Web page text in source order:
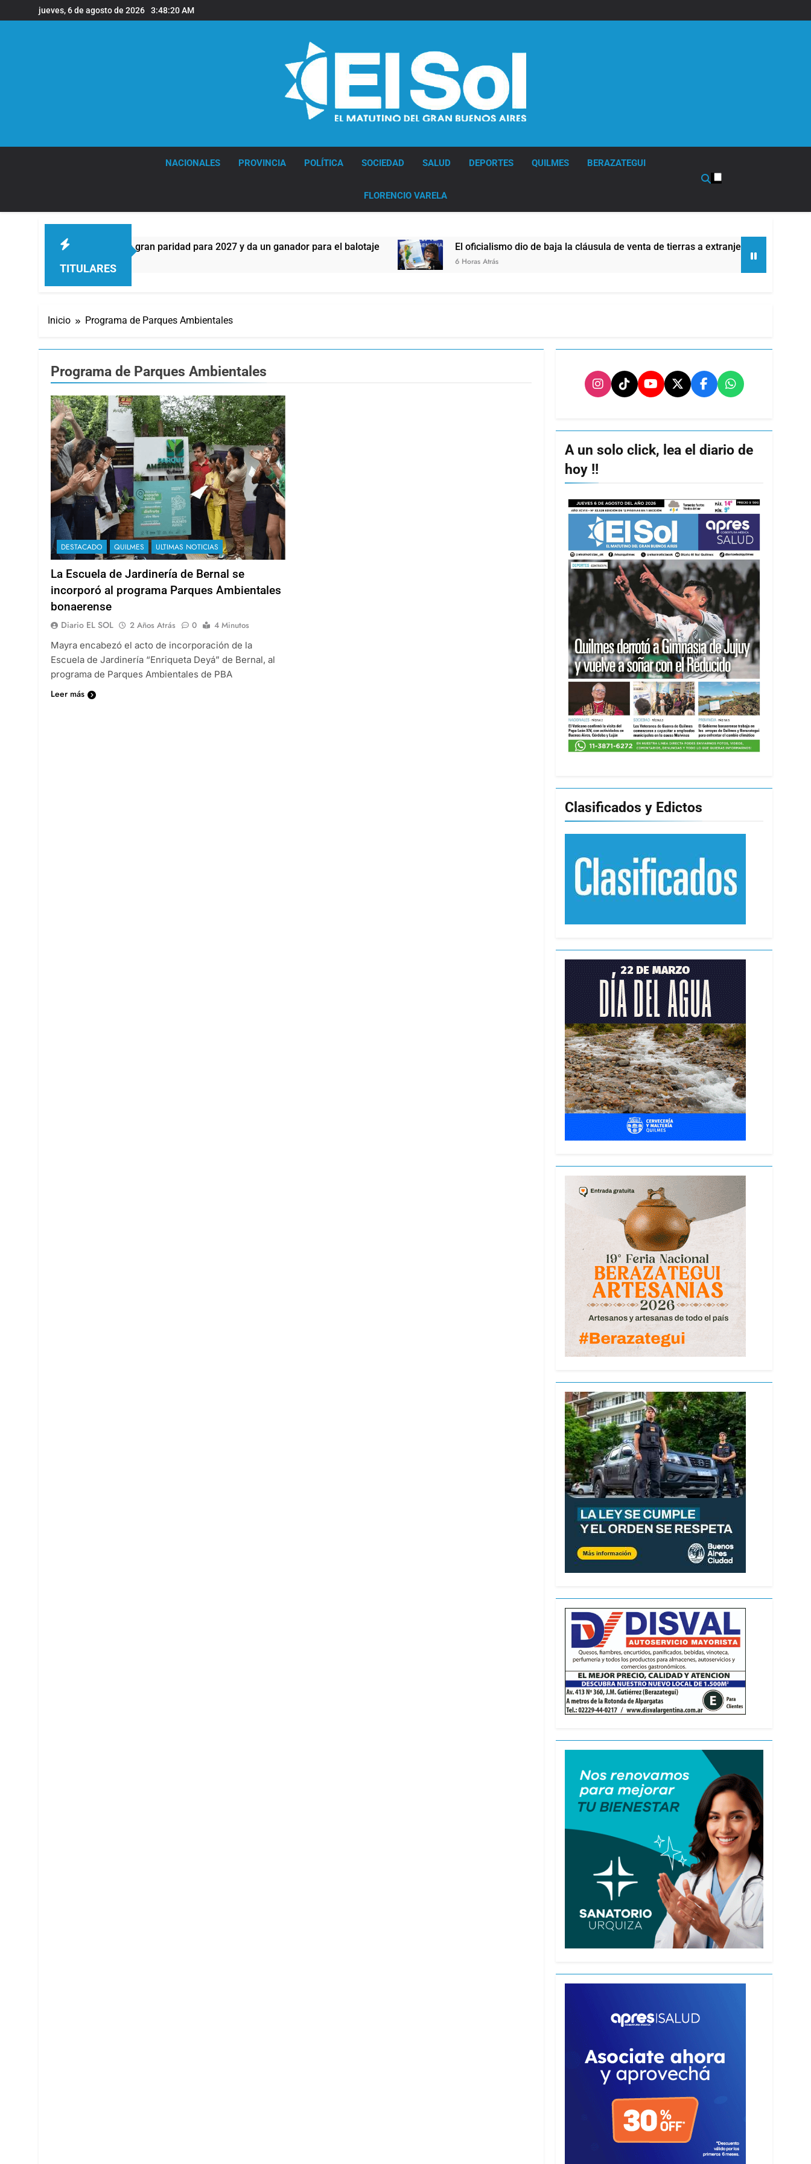
al
jueves, 6 de agosto de 2026 3:48:21 AM
NACIONALES PROVINCIA POLÍTICA SOCIEDAD SALUD DEPORTES QUILMES BERAZATEGUI
FLORENCIO VARELA
TITULARES
anticipa gran paridad para 2027 y da un ganador para el balotaje El oficialismo dio de baja la cláusula de venta de tierras a extranjeros
6 Horas Atrás 8 Horas Atrás
Inicio Programa de Parques Ambientales
Programa de Parques Ambientales
DESTACADO QUILMES ULTIMAS NOTICIAS
La Escuela de Jardinería de Bernal se
incorporó al programa Parques Ambientales
bonaerense
Diario EL SOL 2 Años Atrás 0
4 Minutos
Mayra encabezó el acto de incorporación de la
Escuela de Jardinería “Enriqueta Deyá” de Bernal, al
programa de Parques Ambientales de PBA
Leer más
A un solo click, lea el diario de
hoy !!
Clasificados y Edictos